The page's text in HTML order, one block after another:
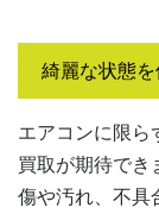
綺麗な状態
エアコンに限ら
買取が期待でき
傷や汚れ、不具